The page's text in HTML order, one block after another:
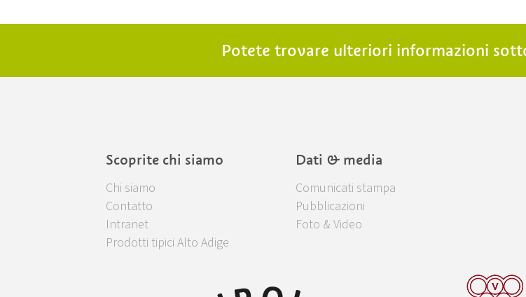
Potete trovare ulteriori informazioni
Scoprite chi siamo
Chi siamo
Contatto
Intranet
Prodotti tipici Alto Adige
Dati & media
Comunicati stampa
Pubblicazioni
Foto & Video